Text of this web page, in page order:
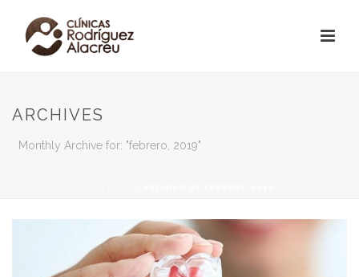
ARCHIVES
Monthly Archive for: "febrero, 2019"